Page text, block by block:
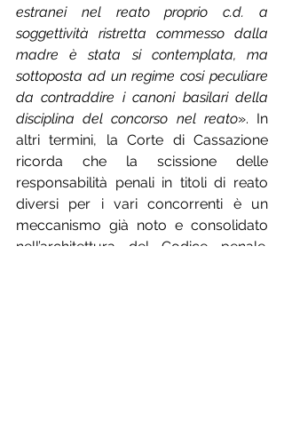
estranei nel reato proprio c.d. a
soggettività ristretta commesso dalla
madre è stata si contemplata, ma
sottoposta ad un regime cosi peculiare
da contraddire i canoni basilari della
disciplina del concorso nel reato». In
altri termini, la Corte di Cassazione
ricorda che la scissione delle
responsabilità penali in titoli di reato
diversi per i vari concorrenti è un
meccanismo già noto e consolidato
nell’architettura del Codice penale.